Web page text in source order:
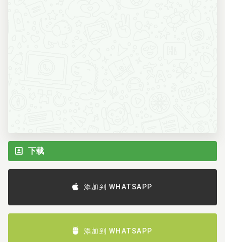
下载
添加到 WHATSAPP
添加到 WHATSAPP